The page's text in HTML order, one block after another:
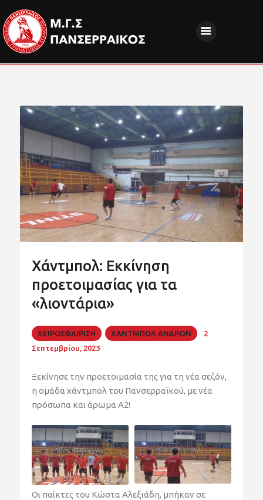
ΑΚΑΔΗΜΙΕΣ
ΦΙΛΑΘΛΟΙ
EUROPEAN PROGRAMS
ΚΟΙΝΩΝΙΚΗ ΕΥΘΥΝΗ
ΧΟΡΗΓΟΙ
FANZONE
Χάντμπολ: Εκκίνηση
προετοιμασίας για τα
«λιοντάρια»
ΧΕΙΡΟΣΦΑΙΡΙΣΗ ΧΑΝΤΜΠΟΛ ΑΝΔΡΩΝ
2
Σεπτεμβρίου, 2023
Ξεκίνησε την προετοιμασία της για τη νέα σεζόν,
η ομάδα χάντμπολ του Πανσερραϊκού, με νέα
πρόσωπα και άρωμα Α2!
Οι παίκτες του Κώστα Αλεξιάδη, μπήκαν σε